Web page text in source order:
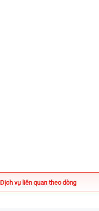
Địa chỉ thay pin iPhone UY
Dịch vụ liên quan theo dòng